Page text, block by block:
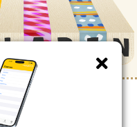
Thema